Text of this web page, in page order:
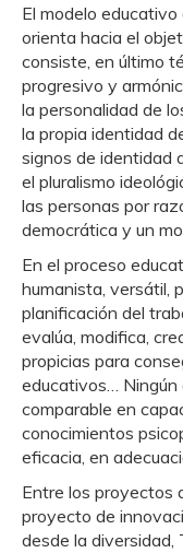
El modelo
orienta hacia el
consiste, en último
progresivo y
la personalidad de
la propia identidad
signos de identidad
el pluralismo
las personas por
democrática y un
En el proceso
humanista, versátil,
planificación del
evalúa, modifica,
propicias para
educativos… Ningún
comparable en
conocimientos
eficacia, en
Entre los proyectos
proyecto de
desde la diversidad,